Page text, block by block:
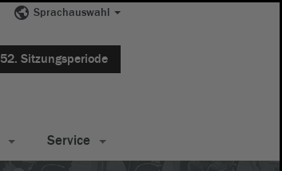
Sprachauswahl
52. Sitzungsperiode
Service